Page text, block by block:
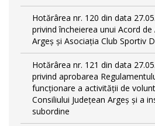
Hotărârea nr. 120 din data
privind încheierea unui Acord
Argeș și Asociația Club Sportiv
Hotărârea nr. 121 din data
privind aprobarea
funcționare a activității de
Consiliului Județean Argeș și a
subordine